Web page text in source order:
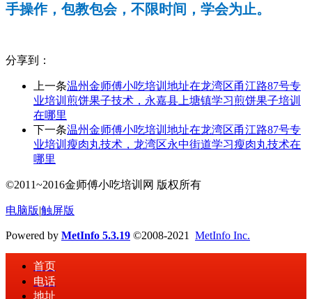
手操作，包教包会，不限时间，学会为止。
分享到：
上一条温州金师傅小吃培训地址在龙湾区甬江路87号专
业培训煎饼果子技术，永嘉县上塘镇学习煎饼果子培训
在哪里
下一条温州金师傅小吃培训地址在龙湾区甬江路87号专
业培训瘦肉丸技术，龙湾区永中街道学习瘦肉丸技术在
哪里
©2011~2016金师傅小吃培训网 版权所有
电脑版|触屏版
Powered by MetInfo 5.3.19 ©2008-2021 MetInfo Inc.
首页
电话
地址